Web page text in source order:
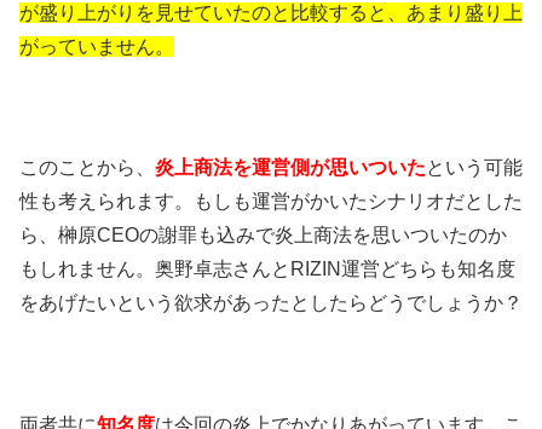
が盛り上がりを見せていたのと比較すると、あまり盛り上
がっていません。
このことから、 炎上商法を運営側が思いついたという可能
性も考えられます。もしも運営がかいたシナリオだとした
ら、榊原CEOの謝罪も込みで炎上商法を思いついたのか
もしれません。奥野卓志さんとRIZIN運営どちらも知名度
をあげたいという欲求があったとしたらどうでしょうか？